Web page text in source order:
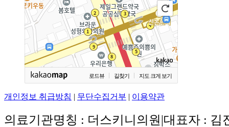
로드뷰 길찾기 지도 크게 보기
개인정보 취급방침 | 무단수집거부 | 이용약관
의료기관명칭 : 더스키니의원|대표자 : 김